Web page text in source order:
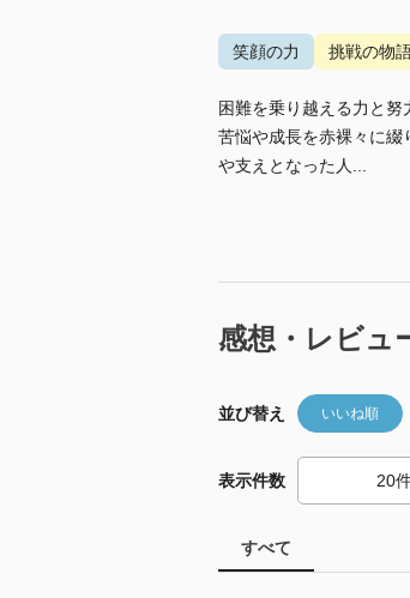
笑顔の力 挑戦の物
困難を乗り越える力と
苦悩や成長を赤裸々に綴
や支えとなった人...
感想・レビュ
並び替え いいね順
表示件数
すべて